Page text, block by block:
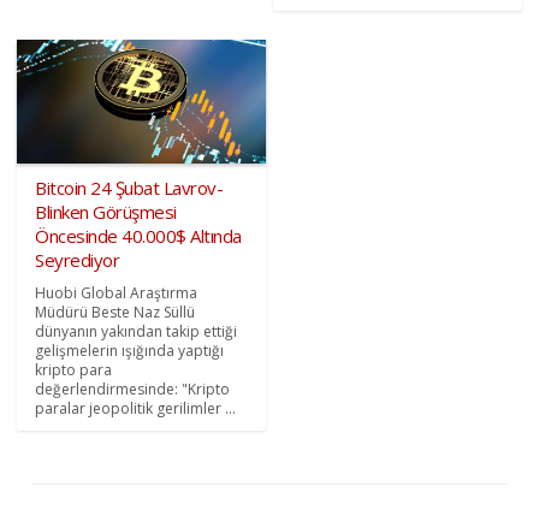
Bitcoin 24 Şubat Lavrov-
Blinken Görüşmesi
Öncesinde 40.000$ Altında
Seyrediyor
Huobi Global Araştırma
Müdürü Beste Naz Süllü
dünyanın yakından takip ettiği
gelişmelerin ışığında yaptığı
kripto para
değerlendirmesinde: "Kripto
paralar jeopolitik gerilimler ...